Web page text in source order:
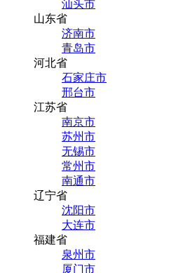
汕头市
山东省
济南市
青岛市
河北省
石家庄市
邢台市
江苏省
南京市
苏州市
无锡市
常州市
南通市
辽宁省
沈阳市
大连市
福建省
泉州市
厦门市